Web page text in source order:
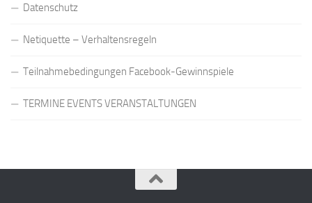
Datenschutz
Netiquette – Verhaltensregeln
Teilnahmebedingungen Facebook-Gewinnspiele
TERMINE EVENTS VERANSTALTUNGEN